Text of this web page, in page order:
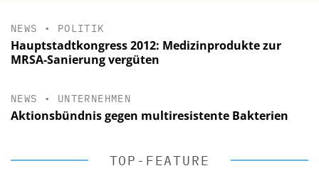
NEWS • POLITIK
Hauptstadtkongress 2012: Medizinprodukte zur
MRSA-Sanierung vergüten
NEWS • UNTERNEHMEN
Aktionsbündnis gegen multiresistente Bakterien
TOP-FEATURE